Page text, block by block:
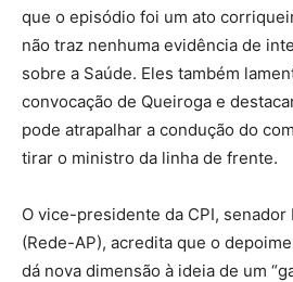
que o episódio foi um ato
não traz nenhuma evidência de
sobre a Saúde. Eles também
convocação de Queiroga e
pode atrapalhar a condução do
tirar o ministro da linha de frente.
O vice-presidente da CPI, senador
(Rede-AP), acredita que o
dá nova dimensão à ideia de um